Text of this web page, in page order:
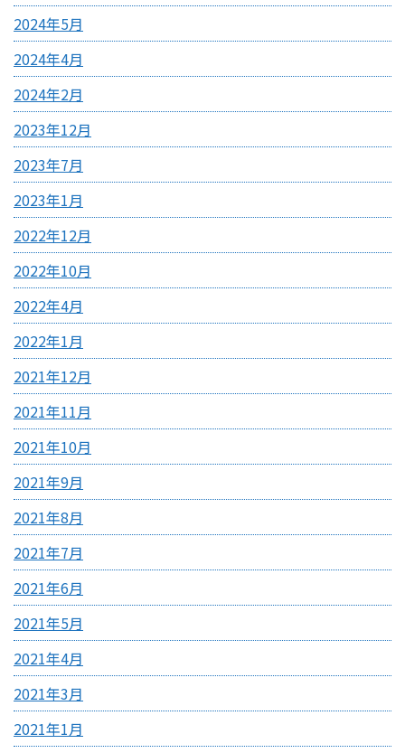
2024年5月
2024年4月
2024年2月
2023年12月
2023年7月
2023年1月
2022年12月
2022年10月
2022年4月
2022年1月
2021年12月
2021年11月
2021年10月
2021年9月
2021年8月
2021年7月
2021年6月
2021年5月
2021年4月
2021年3月
2021年1月